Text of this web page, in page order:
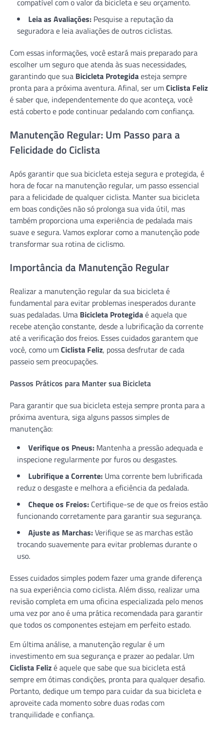
compatível com o valor da bicicleta e seu orçamento.
Leia as Avaliações: Pesquise a reputação da
seguradora e leia avaliações de outros ciclistas.
Com essas informações, você estará mais preparado para
escolher um seguro que atenda às suas necessidades,
garantindo que sua Bicicleta Protegidaesteja sempre
pronta para a próxima aventura. Afinal, ser umCiclista Feliz
é saber que, independentemente do que aconteça, você
está coberto e pode continuar pedalando com confiança.
Manutenção Regular: Um Passo para a
Felicidade do Ciclista
Após garantir que sua bicicleta esteja segura e protegida, é
hora de focar na manutenção regular, um passo essencial
para a felicidade de qualquer ciclista. Manter sua bicicleta
em boas condições não só prolonga sua vida útil, mas
também proporciona uma experiência de pedalada mais
suave e segura. Vamos explorar como a manutenção pode
transformar sua rotina de ciclismo.
Importância da Manutenção Regular
Realizar a manutenção regular da sua bicicleta é
fundamental para evitar problemas inesperados durante
suas pedaladas. Uma Bicicleta Protegidaé aquela que
recebe atenção constante, desde a lubrificação da corrente
até a verificação dos freios. Esses cuidados garantem que
você, como umCiclista Feliz, possa desfrutar de cada
passeio sem preocupações.
Passos Práticos para Manter sua Bicicleta
Para garantir que sua bicicleta esteja sempre pronta para a
próxima aventura, siga alguns passos simples de
manutenção:
Verifique os Pneus: Mantenha a pressão adequada e
inspecione regularmente por furos ou desgastes.
Lubrifique a Corrente: Uma corrente bem lubrificada
reduz o desgaste e melhora a eficiência da pedalada.
Cheque os Freios: Certifique-se de que os freios estão
funcionando corretamente para garantir sua segurança.
Ajuste as Marchas:Verifique se as marchas estão
trocando suavemente para evitar problemas durante o
uso.
Esses cuidados simples podem fazer uma grande diferença
na sua experiência como ciclista. Além disso, realizar uma
revisão completa em uma oficina especializada pelo menos
uma vez por ano é uma prática recomendada para garantir
que todos os componentes estejam em perfeito estado.
Em última análise, a manutenção regular é um
investimento em sua segurança e prazer ao pedalar. Um
Ciclista Felizé aquele que sabe que sua bicicleta está
sempre em ótimas condições, pronta para qualquer desafio.
Portanto, dedique um tempo para cuidar da sua bicicleta e
aproveite cada momento sobre duas rodas com
tranquilidade e confiança.